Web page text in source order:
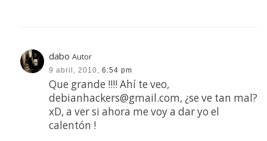
dabo Autor
9 abril, 2010, 6:54 pm
Que grande !!!! Ahí te veo,
debianhackers@gmail.com, ¿se ve tan mal?
xD, a ver si ahora me voy a dar yo el
calentón !